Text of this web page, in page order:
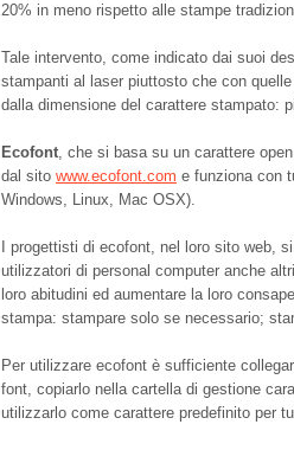
20% in meno rispetto alle stampe
Tale intervento, come indicato dai suoi
stampanti al laser piuttosto che con
dalla dimensione del carattere stampato:
Ecofont, che si basa su un carattere
dal sito www.ecofont.com e funziona con
Windows, Linux, Mac OSX).
I progettisti di ecofont, nel loro sito web,
utilizzatori di personal computer anche
loro abitudini ed aumentare la loro
stampa: stampare solo se necessario;
Per utilizzare ecofont è sufficiente
font, copiarlo nella cartella di gestione
utilizzarlo come carattere predefinito per